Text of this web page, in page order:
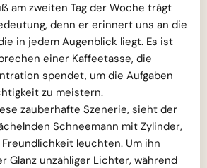
am zweiten Tag der Woche trägt
denn er erinnert uns an die
in jedem Augenblick liegt. Es ist
einer Kaffeetasse, die
spendet, um die Aufgaben
zu meistern.
zauberhafte Szenerie, sieht der
Schneemann mit Zylinder,
leuchten. Um ihn
Glanz unzähliger Lichter, während